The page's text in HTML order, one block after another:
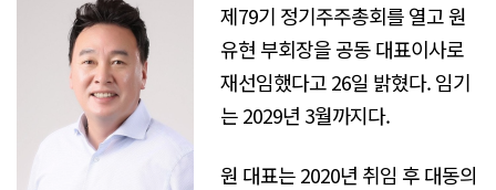
제79기 정기주주총회를 열고 원
유현 부회장을 공동 대표이사로
재선임했다고 26일 밝혔다. 임기
는 2029년 3월까지다.
원 대표는 2020년 취임 후 대동의